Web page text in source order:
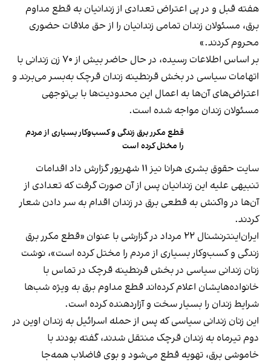
هفته قبل و در پی اعتراض تعدادی از زندانیان به قطع مداوم
برق، مسئولان زندان تمامی زندانیان را از حق ملاقات حضوری
محروم کردند.»
بر اساس اطلاعات رسیده، در حال حاضر بیش از ۷۰ زن زندانی با
اتهامات سیاسی در بخش قرنطینه زندان قرچک به‌بسر می‌برند و
اعتراض‌های آن‌ها به اعمال این محدودیت‌ها با بی‌توجهی
مسئولان زندان مواجه شده است.
قطع مکرر برق زندگی و کسب‌وکار بسیاری از مردم
را مختل کرده است
سایت حقوق بشری هرانا نیز ۱۱ شهریور گزارش داد اقدامات
تنبیهی علیه این زندانیان پس از آن صورت گرفت که تعدادی از
آن‌ها در واکنش به قطعی برق در زندان اقدام به سر دادن شعار
کردند.
ایران‌اینترنشنال ۲۲ مرداد در گزارشی با عنوان «قطع مکرر برق
زندگی و کسب‌وکار بسیاری از مردم را مختل کرده است»، نوشت
زنان زندانی سیاسی در بخش قرنطینه قرچک در تماس با
خانواده‌هایشان اعلام کرده‌اند قطع مداوم برق به ویژه شب‌ها
شرایط زندان را بسیار سخت و آزاردهنده کرده است.
این زنان زندانی سیاسی که پس از حمله اسرائیل به زندان اوین در
دوم تیرماه به زندان قرچک منتقل شدند، گفته بودند با
خاموشی برق،‌ تهویه قطع می‌شود و بوی فاضلاب همه‌جا